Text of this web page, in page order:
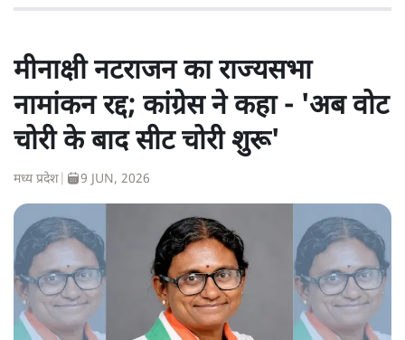
मीनाक्षी नटराजन का राज्यसभा
नामांकन रद्द; कांग्रेस ने कहा - 'अब वोट
चोरी के बाद सीट चोरी शुरू'
मध्य प्रदेश 9 JUN, 2026